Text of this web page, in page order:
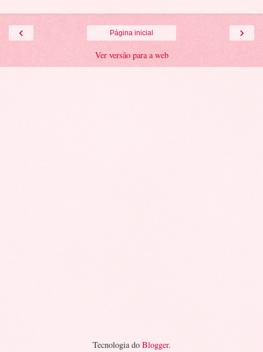
‹ ›
Página inicial
Ver versão para a web
Tecnologia do Blogger.